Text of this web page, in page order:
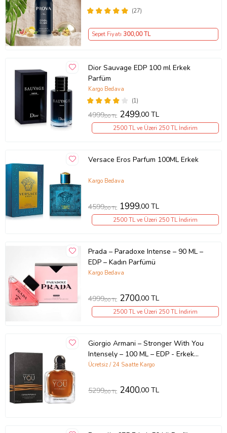
(27)
Sepet Fiyatı 300,00 TL
Dior Sauvage EDP 100 ml Erkek
Parfüm
(1)
Kargo Bedava
4999,00 TL 2499,00 TL
2500 TL ve Üzeri 250 TL İndirim
Versace Eros Parfum 100ML Erkek
Kargo Bedava
4599,00 TL 1999,00 TL
2500 TL ve Üzeri 250 TL İndirim
Prada – Paradoxe Intense – 90 ML –
EDP – Kadın Parfümü
Kargo Bedava
4999,00 TL 2700,00 TL
2500 TL ve Üzeri 250 TL İndirim
Giorgio Armani – Stronger With You
Intensely – 100 ML – EDP - Erkek
parfümü
Ücretsiz / 24 Saatte Kargo
5299,00 TL 2400,00 TL